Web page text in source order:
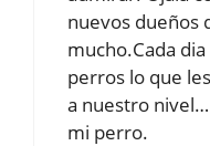
nuevos dueños
mucho.Cada
perros lo que
a nuestro
mi perro.